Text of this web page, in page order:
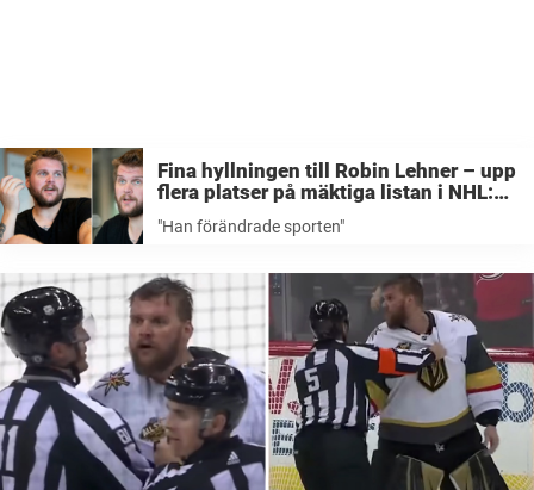
Fina hyllningen till Robin Lehner – upp
flera platser på mäktiga listan i NHL:
"Han förändrade sporten"